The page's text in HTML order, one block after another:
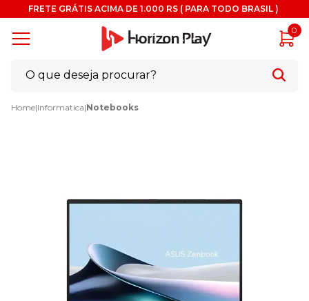
FRETE GRÁTIS ACIMA DE 1.000 RS ( PARA TODO BRASIL )
0
Home|Informatica|Notebooks